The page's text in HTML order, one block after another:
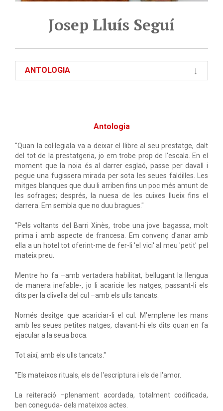
Josep Lluís Seguí
ANTOLOGIA
Antologia
"Quan la col·legiala va a deixar el llibre al seu prestatge, dalt
del tot de la prestatgeria, jo em trobe prop de l'escala. En el
moment que la noia és al darrer esglaó, passe per davall i
pegue una fugissera mirada per sota les seues faldilles. Les
mitges blanques que duu li arriben fins un poc més amunt de
les sofrages; després, la nuesa de les cuixes llueix fins el
darrera. Em sembla que no duu bragues."
"Pels voltants del Barri Xinès, trobe una jove bagassa, molt
prima i amb aspecte de francesa. Em convenç d'anar amb
ella a un hotel tot oferint-me de fer-li 'el vici' al meu 'petit' pel
mateix preu.
Mentre ho fa –amb vertadera habilitat, bellugant la llengua
de manera inefable-, jo li acaricie les natges, passant-li els
dits per la clivella del cul –amb els ulls tancats.
Només desitge que acariciar-li el cul. M'emplene les mans
amb les seues petites natges, clavant-hi els dits quan en fa
ejacular a la seua boca.
Tot així, amb els ulls tancats."
"Els mateixos rituals, els de l'escriptura i els de l'amor.
La reiteració –plenament acordada, totalment codificada,
ben coneguda- dels mateixos actes.